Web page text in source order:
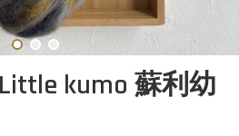
kumo 蘇利幼